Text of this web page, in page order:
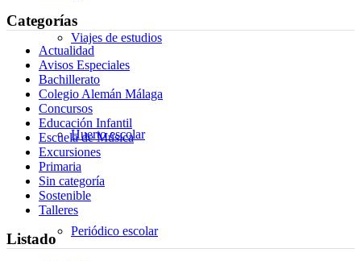
Viajes de estudios
Huerto escolar
Periódico escolar
Categorías
Actualidad
Avisos Especiales
Bachillerato
Colegio Alemán Málaga
Concursos
Educación Infantil
Escuela de Música
Excursiones
Primaria
Sin categoría
Sostenible
Talleres
Listado